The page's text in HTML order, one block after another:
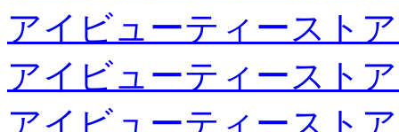
アイビューティースト
アイビューティースト
アイビューティースト